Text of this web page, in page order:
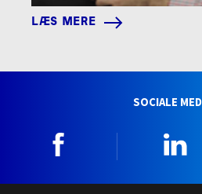
LÆS MERE
SOCIALE